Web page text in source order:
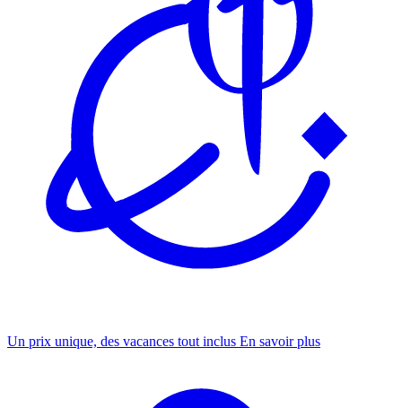
Un prix unique, des vacances tout inclus En savoir plus